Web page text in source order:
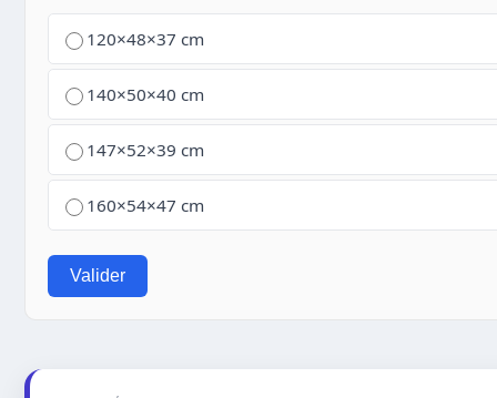
120×48×37 cm
140×50×40 cm
147×52×39 cm
160×54×47 cm
Valider